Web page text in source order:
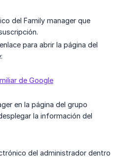
del Family manager que
para abrir la página del
de Google
en la página del grupo
la información del
del administrador dentro